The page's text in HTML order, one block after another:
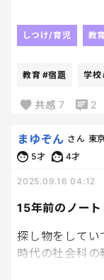
日付が7月だし
今までに何回
しく当たるし
あるよね。
しつけ/育児 教
教育 #宿題 学校
共感 7 2
15年前のノート
まゆぞん さん 東
5才
4才
2025.09.16 04:12
探し物をしてい
時代の社会科の
怖い人でよく